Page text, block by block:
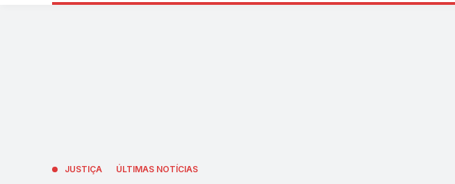
JUSTIÇA ÚLTIMAS NOTÍCIAS